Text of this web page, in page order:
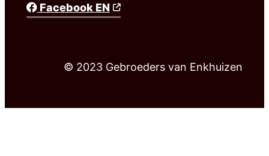
Facebook EN
© 2023 Gebroeders van Enkhuizen